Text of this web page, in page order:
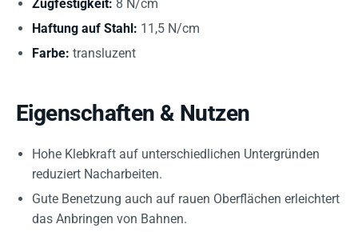
Zugfestigkeit: 8 N/cm
Haftung auf Stahl: 11,5 N/cm
Farbe: transluzent
Eigenschaften & Nutzen
Hohe Klebkraft auf unterschiedlichen Untergründen
reduziert Nacharbeiten.
Gute Benetzung auch auf rauen Oberflächen erleichtert
das Anbringen von Bahnen.